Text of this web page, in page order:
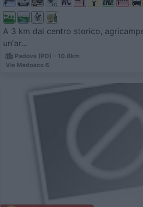
A 3 km dal centro storico,
un'ar...
Padova (PD) - 10.8km
Via Medoaco 6